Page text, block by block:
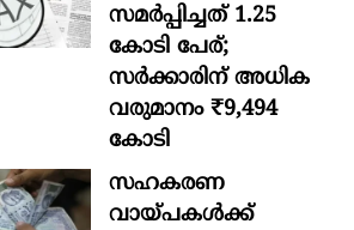
സമർപ്പിച്ചത് 1.25
കോടി പേര്;
സർക്കാരിന് അധിക
വരുമാനം ₹9,494
കോടി
സഹകരണ
വായ്പകള്‍ക്ക്